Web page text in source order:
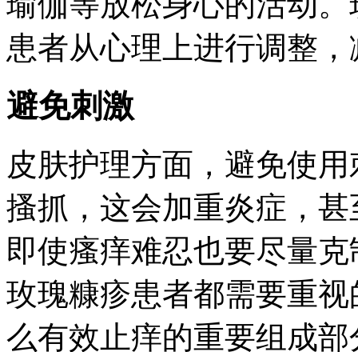
患者从心理上进行调整
避免刺激
皮肤护理方面，避免使
搔抓，这会加重炎症，
即使瘙痒难忍也要尽量
玫瑰糠疹患者都需要重
么有效止痒的重要组成部